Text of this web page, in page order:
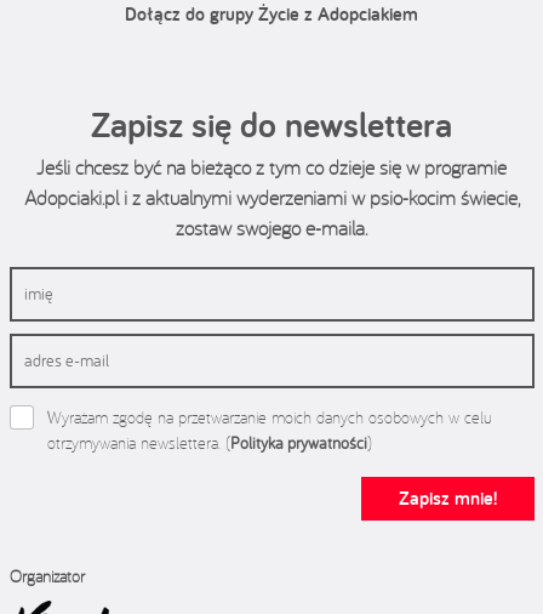
Dołącz do grupy Życie z Adopciakiem
Zapisz się do newslettera
Jeśli chcesz być na bieżąco z tym co dzieje się w programie
Adopciaki.pl i z aktualnymi wyderzeniami w psio-kocim świecie,
zostaw swojego e-maila.
Wyrażam zgodę na przetwarzanie moich danych osobowych w celu
otrzymywania newslettera. (Polityka prywatności)
Zapisz mnie!
Organizator